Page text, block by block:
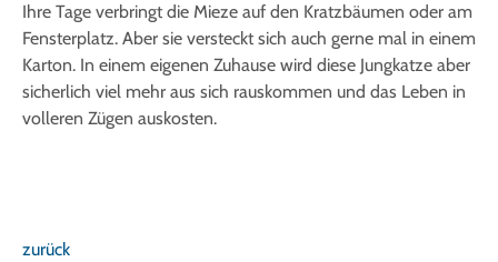
Ihre Tage verbringt die Mieze auf den Kratzbäumen oder am
Fensterplatz. Aber sie versteckt sich auch gerne mal in einem
Karton. In einem eigenen Zuhause wird diese Jungkatze aber
sicherlich viel mehr aus sich rauskommen und das Leben in
volleren Zügen auskosten.
zurück